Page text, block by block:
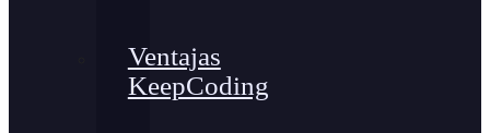
Ventajas
KeepCoding